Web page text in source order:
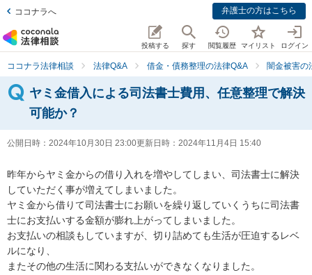
ココナラへ 弁護士の方はこちら
投稿する 探す 閲覧履歴 マイリスト ログイン
ココナラ法律相談 法律Q&A 借金・債務整理の法律Q&A 闇金被害の
ヤミ金借入による司法書士費用、任意整理で解決
可能か？
公開日時： 2024年10月30日 23:00更新日時： 2024年11月4日 15:40
昨年からヤミ金からの借り入れを増やしてしまい、司法書士に解決
していただく事が増えてしまいました。
ヤミ金から借りて司法書士にお願いを繰り返していくうちに司法書
士にお支払いする金額が膨れ上がってしまいました。
お支払いの相談もしていますが、切り詰めても生活が圧迫するレベ
ルになり、
またその他の生活に関わる支払いができなくなりました。